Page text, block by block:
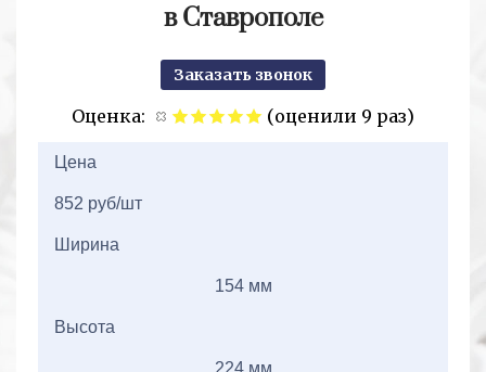
в Ставрополе
Заказать звонок
Оценка:
(оценили 9 раз)
Цена
852 руб/шт
Ширина
154 мм
Высота
224 мм